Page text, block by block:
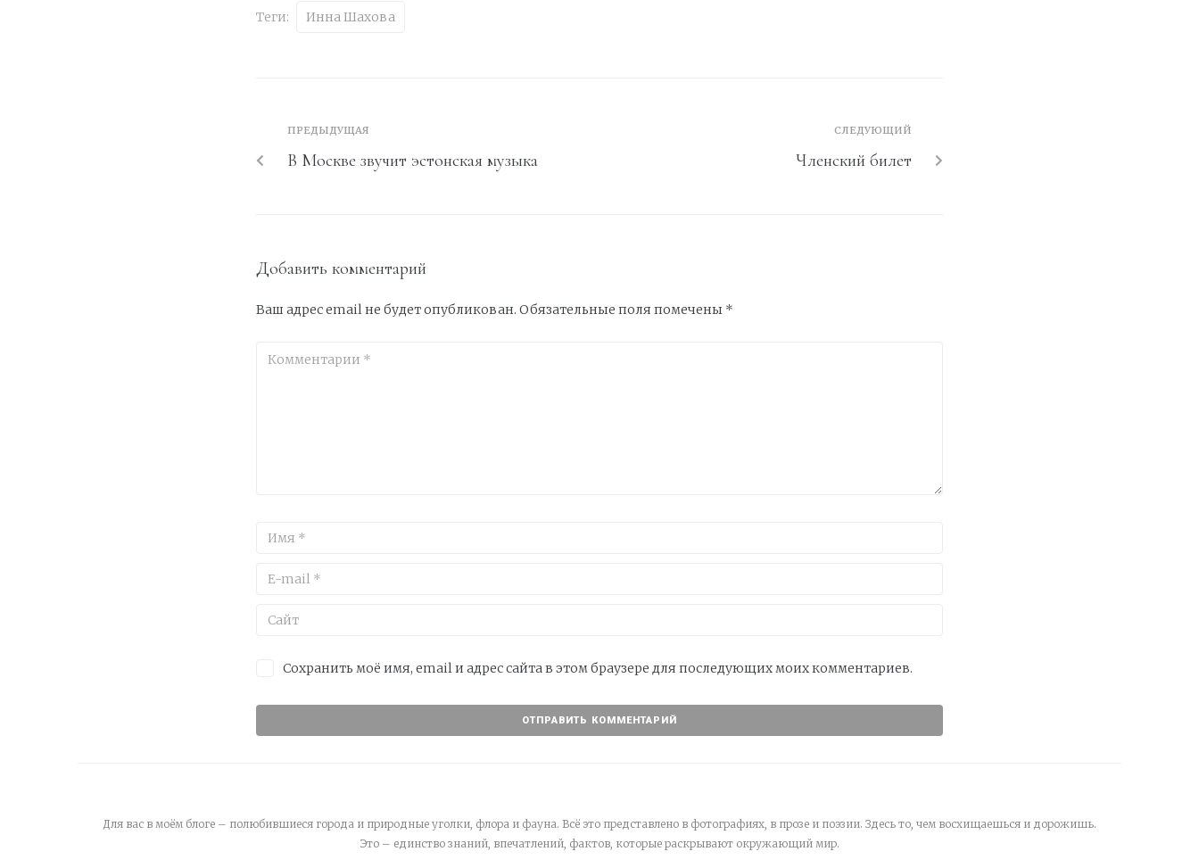
Теги: Инна Шахова
ПРЕДЫДУЩАЯ
В Москве звучит эстонская музыка
СЛЕДУЮЩИЙ
Членский билет
Добавить комментарий
Ваш адрес email не будет опубликован. Обязательные поля помечены *
Сохранить моё имя, email и адрес сайта в этом браузере для последующих моих комментариев.
Для вас в моём блоге – полюбившиеся города и природные уголки, флора и фауна. Всё это представлено в фотографиях, в прозе и поэзии. Здесь то, чем восхищаешься и дорожишь.
Это – единство знаний, впечатлений, фактов, которые раскрывают окружающий мир.